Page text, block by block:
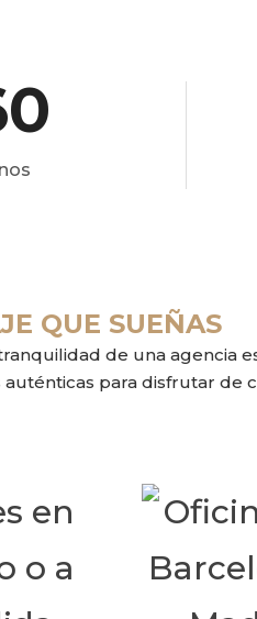
QUE SUEÑAS
de una agencia
para disfrutar de